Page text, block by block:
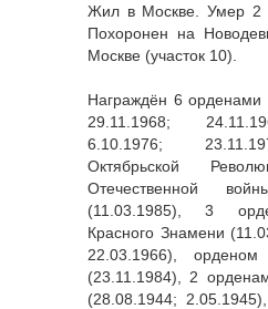
Жил в Москве. Умер 2
Похоронен на
Москве (участок 10).
Награждён 6 орденами
29.11.1968;
6.10.1976;
Октябрьской
Отечественной
(11.03.1985), 3
Красного Знамени
22.03.1966),
(23.11.1984), 2
(28.08.1944;